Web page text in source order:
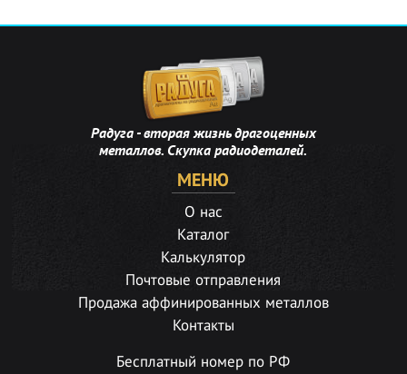
Радуга - вторая жизнь драгоценных
металлов. Скупка радиодеталей.
МЕНЮ
О нас
Каталог
Калькулятор
Почтовые отправления
Продажа аффинированных металлов
Контакты
Бесплатный номер по РФ